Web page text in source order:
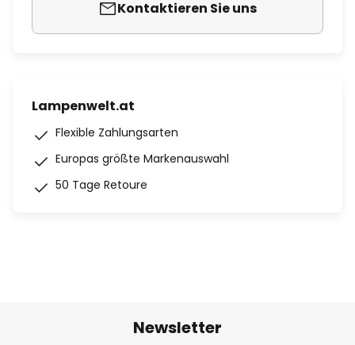
Kontaktieren Sie uns
Lampenwelt.at
Flexible Zahlungsarten
Europas größte Markenauswahl
50 Tage Retoure
Newsletter